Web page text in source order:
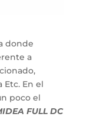
donde
a
Etc. En el
poco el
FULL DC